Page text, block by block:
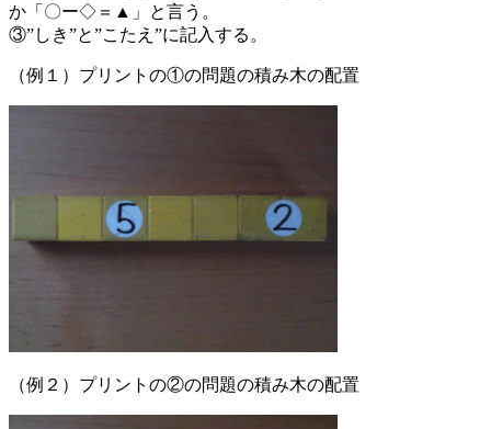
か「〇ー◇＝▲」と言う。
③”しき”と”こたえ”に記入する。
（例１）プリントの①の問題の積み木の配置
（例２）プリントの②の問題の積み木の配置